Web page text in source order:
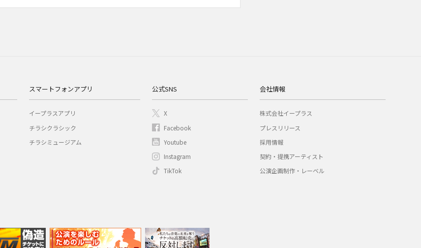
スマートフォンアプリ
イープラスアプリ
チラシクラシック
チラシミュージアム
公式SNS
X
Facebook
Youtube
Instagram
TikTok
会社情報
株式会社イープラス
プレスリリース
採用情報
契約・提携アーティスト
公演企画制作・レーベル